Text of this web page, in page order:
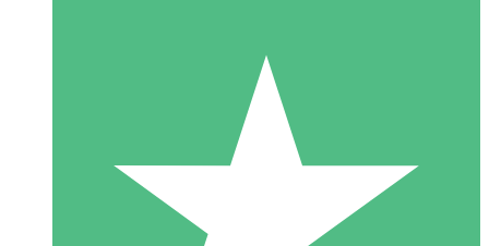
10 Downloads
20 00